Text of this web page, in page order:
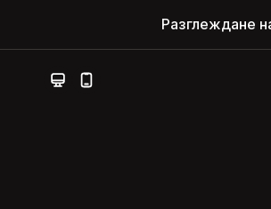
Разглеждане